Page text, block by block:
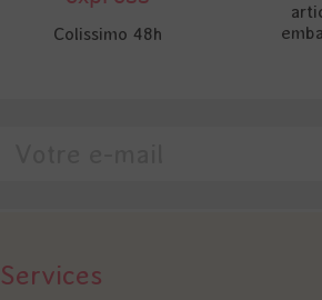
Colissimo 48h
Services